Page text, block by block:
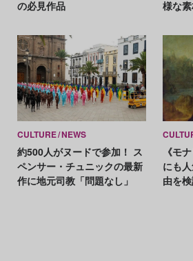
の必見作品
様な
CULTURE NEWS
約500人がヌードで参加！ ス
ペンサー・チュニックの最新
作に地元司教「問題なし」
《モ
にも
由を検